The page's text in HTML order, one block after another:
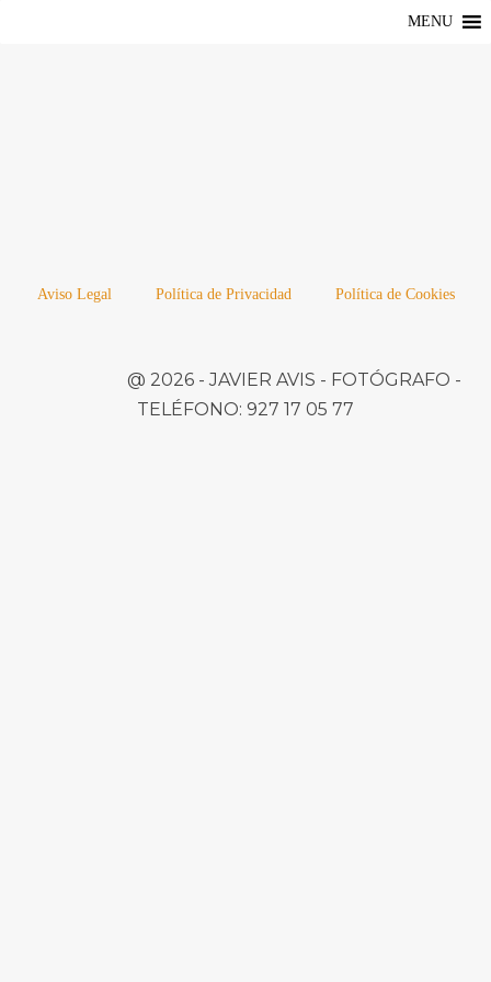
MENU
Aviso Legal Política de Privacidad Política de Cookies
@ 2026 -JAVIER AVIS - FOTÓGRAFO -
TELÉFONO: 927 17 05 77